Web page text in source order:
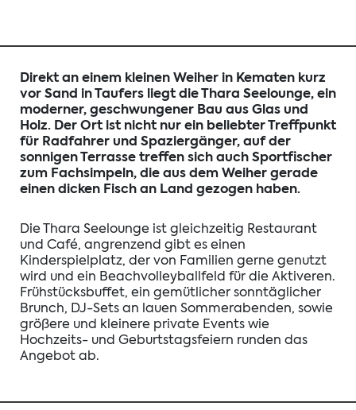
Direkt an einem kleinen Weiher in Kematen kurz
vor Sand in Taufers liegt die Thara Seelounge, ein
moderner, geschwungener Bau aus Glas und
Holz. Der Ort ist nicht nur ein beliebter Treffpunkt
für Radfahrer und Spaziergänger, auf der
sonnigen Terrasse treffen sich auch Sportfischer
zum Fachsimpeln, die aus dem Weiher gerade
einen dicken Fisch an Land gezogen haben.
Die Thara Seelounge ist gleichzeitig Restaurant
und Café, angrenzend gibt es einen
Kinderspielplatz, der von Familien gerne genutzt
wird und ein Beachvolleyballfeld für die Aktiveren.
Frühstücksbuffet, ein gemütlicher sonntäglicher
Brunch, DJ-Sets an lauen Sommerabenden, sowie
größere und kleinere private Events wie
Hochzeits- und Geburtstagsfeiern runden das
Angebot ab.